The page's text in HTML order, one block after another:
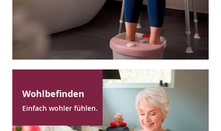
Wohlbefinden
Einfach wohler fühlen.